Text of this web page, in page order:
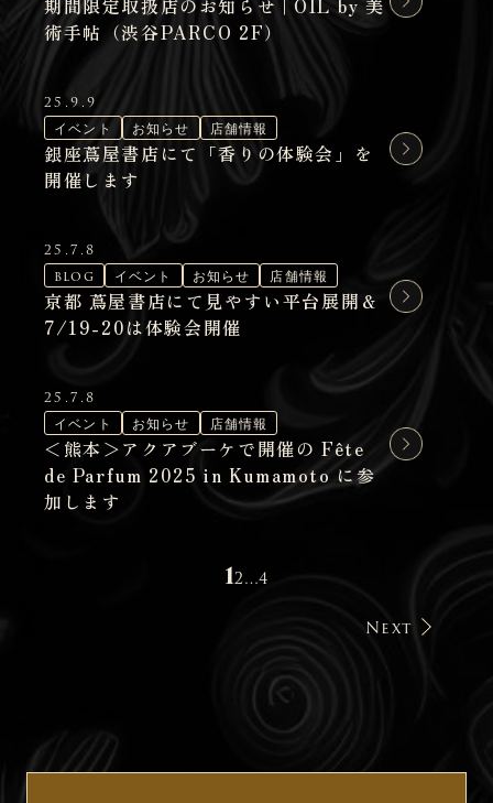
期間限定取扱店のお知らせ | OIL by 美
術手帖（渋谷PARCO 2F）
25.9.9
イベント
お知らせ 店舗情報
銀座蔦屋書店にて「香りの体験会」を
開催します
25.7.8
blog
イベント お知らせ 店舗情報
京都 蔦屋書店にて見やすい平台展開＆
7/19-20は体験会開催
25.7.8
イベント
お知らせ 店舗情報
＜熊本＞アクアブーケで開催の Fête
de Parfum 2025 in Kumamoto に参
加します
ー
12…4
Next